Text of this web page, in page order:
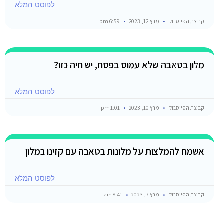
לפוסט המלא
קבוצת הפייסבוק מרץ 12, 2023
מלון בטאבה שלא עמוס בפסח, יש חיה כזו?
לפוסט המלא
קבוצת הפייסבוק מרץ 10, 2023
אשמח להמלצות על מלונות בטאבה עם קזינו במלון
לפוסט המלא
קבוצת הפייסבוק מרץ 7, 2023